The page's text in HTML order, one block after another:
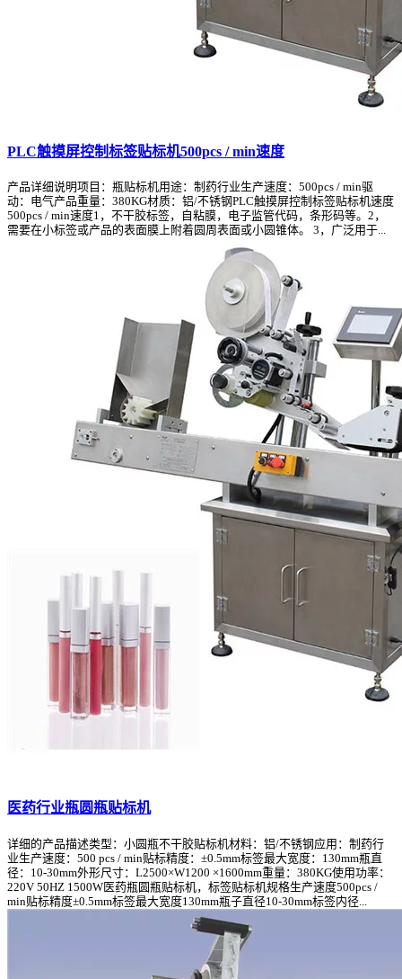
PLC触摸屏控制标签贴标机500pcs / min速度
产品详细说明项目：瓶贴标机用途：制药行业生产速度：500pcs / min驱
动：电气产品重量：380KG材质：铝/不锈钢PLC触摸屏控制标签贴标机速度
500pcs / min速度1，不干胶标签，自粘膜，电子监管代码，条形码等。2，
需要在小标签或产品的表面膜上附着圆周表面或小圆锥体。 3，广泛用于...
医药行业瓶圆瓶贴标机
详细的产品描述类型：小圆瓶不干胶贴标机材料：铝/不锈钢应用：制药行
业生产速度：500 pcs / min贴标精度：±0.5mm标签最大宽度：130mm瓶直
径：10-30mm外形尺寸：L2500×W1200 ×1600mm重量：380KG使用功率：
220V 50HZ 1500W医药瓶圆瓶贴标机，标签贴标机规格生产速度500pcs /
min贴标精度±0.5mm标签最大宽度130mm瓶子直径10-30mm标签内径...